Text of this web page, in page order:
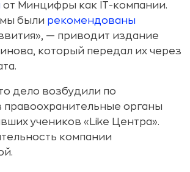
от Минцифры как IT-компании.
были рекомендованы
— приводит издание
который передал их через
дело возбудили по
органы
учеников «Like Центра».
компании